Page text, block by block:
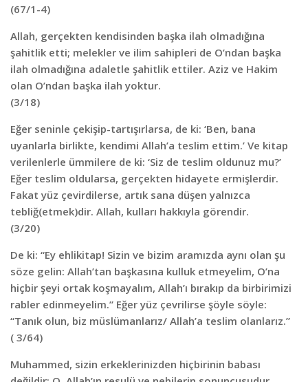
(67/1-4)
Allah, gerçekten kendisinden başka ilah olmadığına
şahitlik etti; melekler ve ilim sahipleri de O’ndan başka
ilah olmadığına adaletle şahitlik ettiler. Aziz ve Hakim
olan O’ndan başka ilah yoktur.
(3/18)
Eğer seninle çekişip-tartışırlarsa, de ki: ‘Ben, bana
uyanlarla birlikte, kendimi Allah’a teslim ettim.’ Ve kitap
verilenlerle ümmilere de ki: ‘Siz de teslim oldunuz mu?’
Eğer teslim oldularsa, gerçekten hidayete ermişlerdir.
Fakat yüz çevirdilerse, artık sana düşen yalnızca
tebliğ(etmek)dir. Allah, kulları hakkıyla görendir.
(3/20)
De ki: “Ey ehlikitap! Sizin ve bizim aramızda aynı olan şu
söze gelin: Allah’tan başkasına kulluk etmeyelim, O’na
hiçbir şeyi ortak koşmayalım, Allah’ı bırakıp da birbirimizi
rabler edinmeyelim.” Eğer yüz çevrilirse şöyle söyle:
“Tanık olun, biz müslümanlarız/ Allah’a teslim olanlarız.”
( 3/64)
Muhammed, sizin erkeklerinizden hiçbirinin babası